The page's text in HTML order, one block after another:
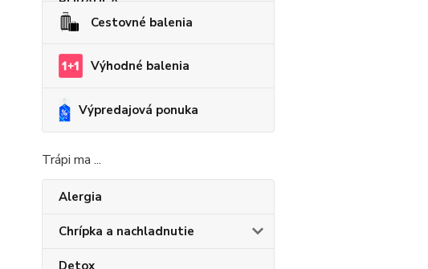
Cestovné balenia
Výhodné balenia
Výpredajová ponuka
Trápi ma ...
Alergia
Chrípka a nachladnutie
Detox